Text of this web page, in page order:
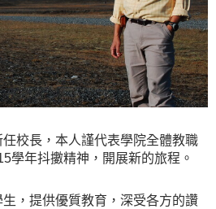
校長，本人謹代表學院全體教職
學年抖擻精神，開展新的旅程。
，提供優質教育，深受各方的讚